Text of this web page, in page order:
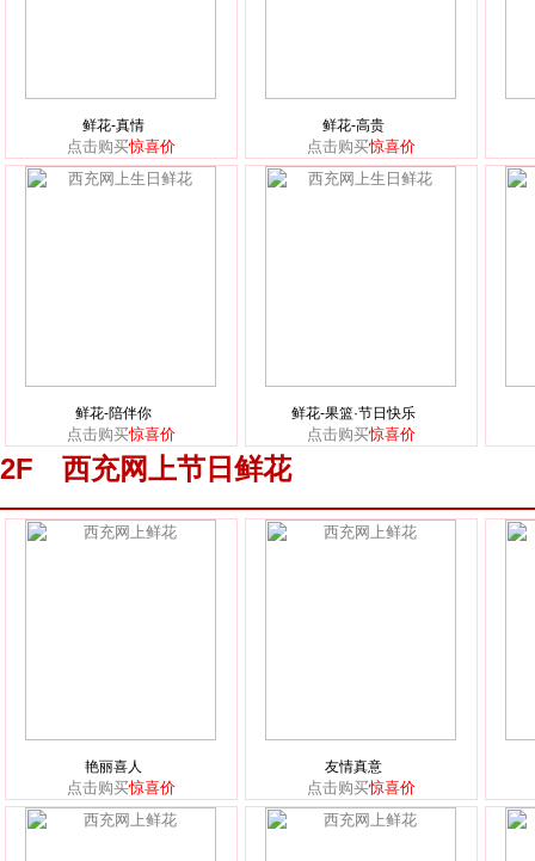
鲜花-真情
点击购买惊喜价
鲜花-高贵
点击购买惊喜价
鲜花-陪伴你
点击购买惊喜价
鲜花-果篮·节日快乐
点击购买惊喜价
2F 西充网上节日鲜花
艳丽喜人
点击购买惊喜价
友情真意
点击购买惊喜价